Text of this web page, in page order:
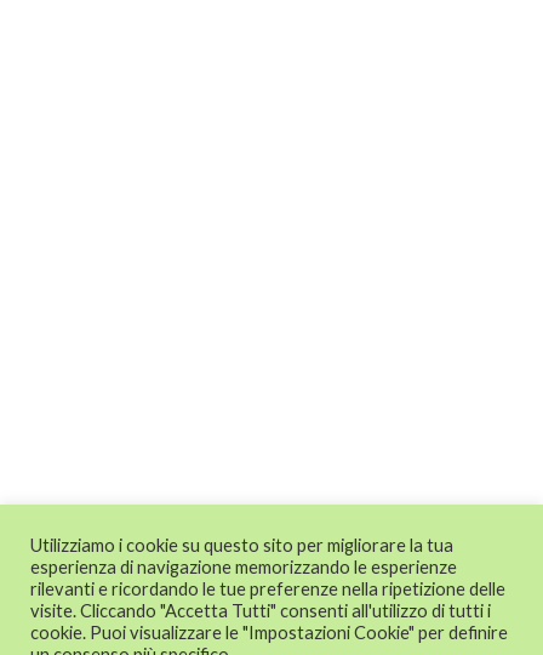
Utilizziamo i cookie su questo sito per migliorare la tua
esperienza di navigazione memorizzando le esperienze
rilevanti e ricordando le tue preferenze nella ripetizione delle
visite. Cliccando "Accetta Tutti" consenti all'utilizzo di tutti i
cookie. Puoi visualizzare le "Impostazioni Cookie" per definire